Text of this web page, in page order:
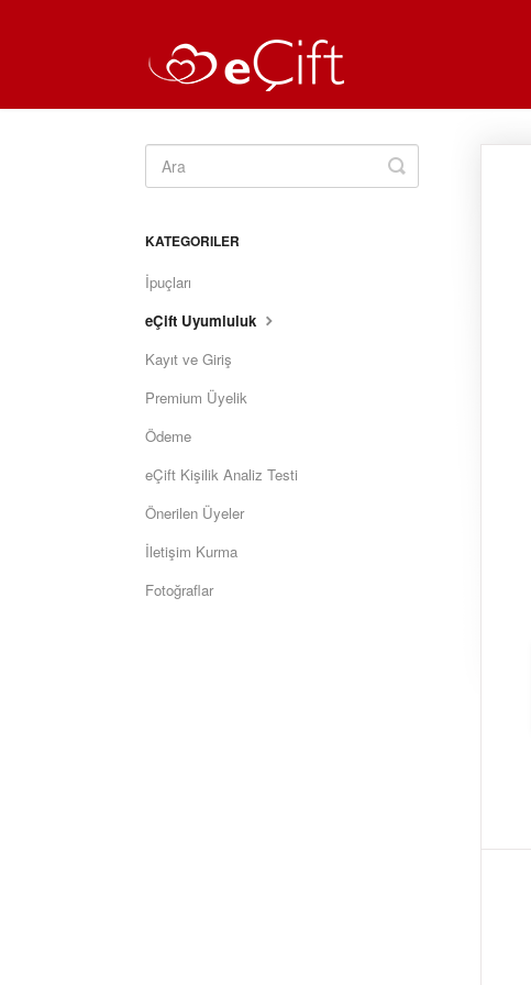
Toggle
Search
KATEGORILER
İpuçları
eÇift Uyumluluk
Kayıt ve Giriş
Premium Üyelik
Ödeme
eÇift Kişilik Analiz Testi
Önerilen Üyeler
İletişim Kurma
Fotoğraflar